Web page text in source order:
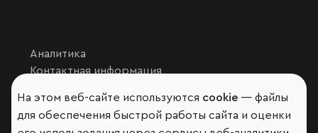
Аналитика
Контактная информация
Обратная связь
Участники рэнкингов
На этом веб-сайте используются cookie — файлы
для обеспечения быстрой работы сайта и оценки